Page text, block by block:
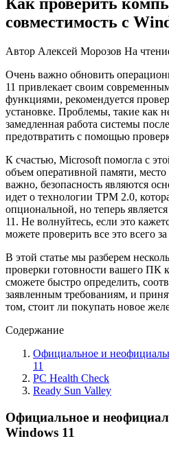
совместимость с
Автор Алексей Морозов На
Очень важно обновить
11 привлекает своим
функциями, рекомендуется
установке. Проблемы, такие как
замедленная работа системы
предотвратить с помощью
К счастью, Microsoft помогла с
объем оперативной памяти,
важно, безопасность являются
идет о технологии TPM 2.0,
опциональной, но теперь
11. Не волнуйтесь, если это
можете проверить все это всего
В этой статье мы разберем
проверки готовности вашего ПК
сможете быстро определить,
заявленным требованиям, и
том, стоит ли покупать новое
Содержание
Официальное и
11
PC Health Check
Ready Sun Valley
Официальное и
Windows 11